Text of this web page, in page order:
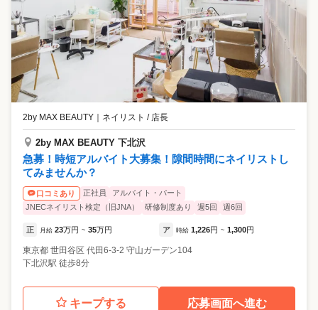
2by MAX BEAUTY ｜ ネイリスト / 店長
2by MAX BEAUTY 下北沢
急募！時短アルバイト大募集！隙間時間にネイリストし
てみませんか？
口コミあり 正社員
アルバイト・パート
JNECネイリスト検定（旧JNA）
研修制度あり 週5回 週6回
正 月給 23万円 ~ 35万円 ア 時給 1,226円 ~ 1,300円
東京都 世田谷区 代田6-3-2 守山ガーデン104
下北沢駅 徒歩8分
キープする 応募画面へ進む